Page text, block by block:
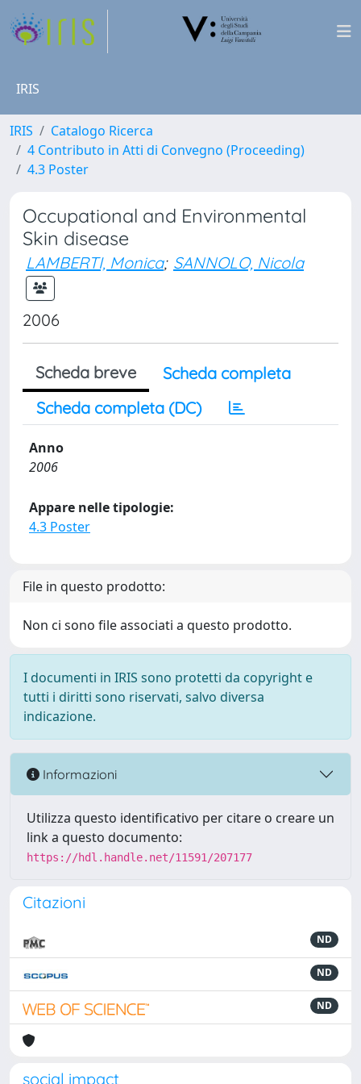
IRIS
IRIS
Catalogo Ricerca
4 Contributo in Atti di Convegno (Proceeding)
4.3 Poster
Occupational and Environmental
Skin disease
LAMBERTI, Monica; SANNOLO, Nicola
2006
Scheda breve
Scheda completa
Scheda completa (DC)
Anno
2006
Appare nelle tipologie:
4.3 Poster
File in questo prodotto:
Non ci sono file associati a questo prodotto.
I documenti in IRIS sono protetti da copyright e
tutti i diritti sono riservati, salvo diversa
indicazione.
Informazioni
Utilizza questo identificativo per citare o creare un
link a questo documento:
https://hdl.handle.net/11591/207177
Citazioni
ND
ND
ND
social impact